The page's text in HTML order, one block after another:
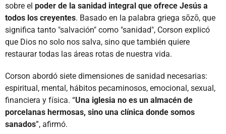
sobre el poder de la sanidad integral que ofrece Jesús a
todos los creyentes. Basado en la palabra griega sōzō, que
significa tanto "salvación" como "sanidad", Corson explicó
que Dios no solo nos salva, sino que también quiere
restaurar todas las áreas rotas de nuestra vida.
Corson abordó siete dimensiones de sanidad necesarias:
espiritual, mental, hábitos pecaminosos, emocional, sexual,
financiera y física. “Una iglesia no es un almacén de
porcelanas hermosas, sino una clínica donde somos
sanados”, afirmó.